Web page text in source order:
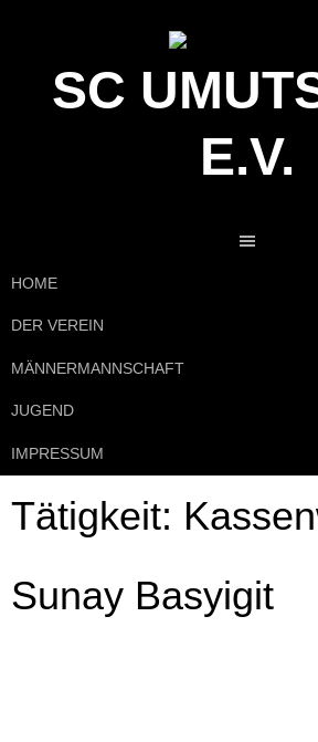
SC
E.V.
HOME
DER VEREIN
MÄNNERMANNSCHAFT
JUGEND
IMPRESSUM
Tätigkeit:
Sunay Basyigit